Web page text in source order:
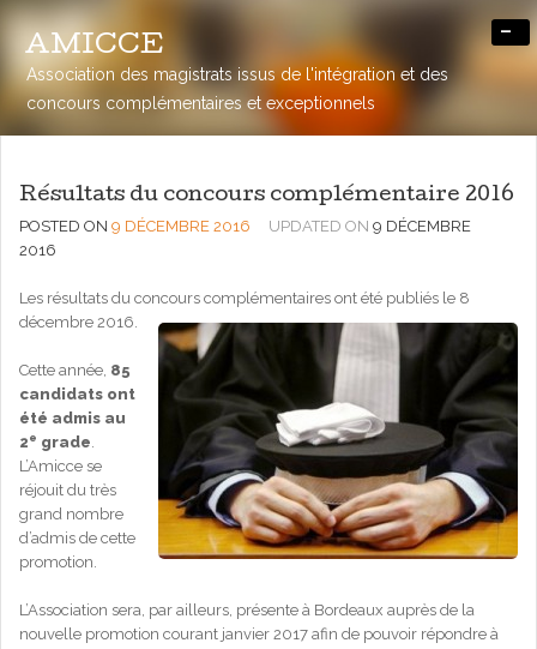
AMICCE
Association des magistrats issus de l'intégration et des
concours complémentaires et exceptionnels
-
Résultats du concours complémentaire 2016
POSTED ON 9 DÉCEMBRE 2016 UPDATED ON 9 DÉCEMBRE
2016
Les résultats du concours complémentaires ont été publiés le 8
décembre 2016.
Cette année, 85
candidats ont
été admis au
2e grade.
L’Amicce se
réjouit du très
grand nombre
d’admis de cette
promotion.
L’Association sera, par ailleurs, présente à Bordeaux auprès de la
nouvelle promotion courant janvier 2017 afin de pouvoir répondre à